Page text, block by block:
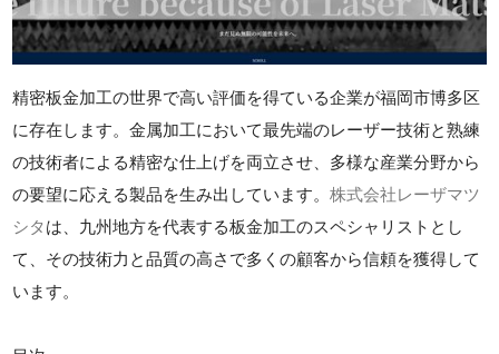
精密板金加工の世界で高い評価を得ている企業が福岡市博多区
に存在します。金属加工において最先端のレーザー技術と熟練
の技術者による精密な仕上げを両立させ、多様な産業分野から
の要望に応える製品を生み出しています。株式会社レーザマツ
シタ は、九州地方を代表する板金加工のスペシャリストとし
て、その技術力と品質の高さで多くの顧客から信頼を獲得して
います。